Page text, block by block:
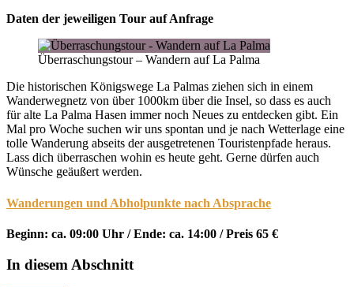
Daten der jeweiligen Tour auf Anfrage
Überraschungstour – Wandern auf La Palma
Die historischen Königswege La Palmas ziehen sich in einem
Wanderwegnetz von über 1000km über die Insel, so dass es auch
für alte La Palma Hasen immer noch Neues zu entdecken gibt. Ein
Mal pro Woche suchen wir uns spontan und je nach Wetterlage eine
tolle Wanderung abseits der ausgetretenen Touristenpfade heraus.
Lass dich überraschen wohin es heute geht. Gerne dürfen auch
Wünsche geäußert werden.
Wanderungen und Abholpunkte nach Absprache
Beginn: ca. 09:00 Uhr / Ende: ca. 14:00 / Preis 65 €
In diesem Abschnitt